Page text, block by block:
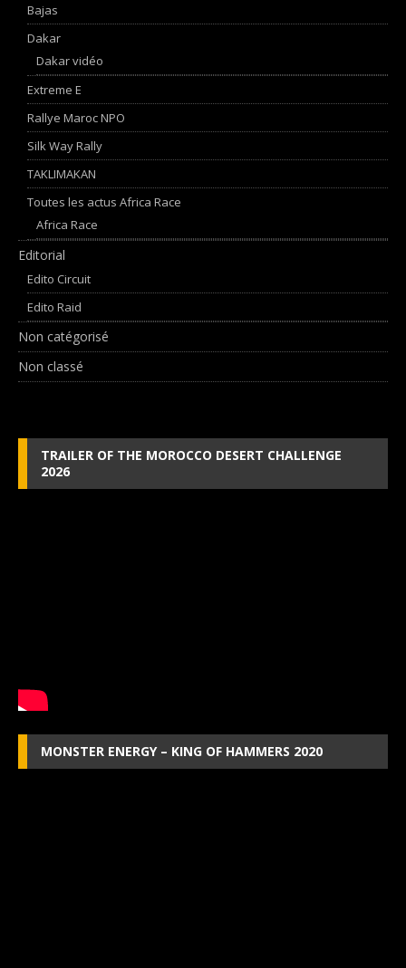
Bajas
Dakar
Dakar vidéo
Extreme E
Rallye Maroc NPO
Silk Way Rally
TAKLIMAKAN
Toutes les actus Africa Race
Africa Race
Editorial
Edito Circuit
Edito Raid
Non catégorisé
Non classé
TRAILER OF THE MOROCCO DESERT CHALLENGE
2026
MONSTER ENERGY – KING OF HAMMERS 2020